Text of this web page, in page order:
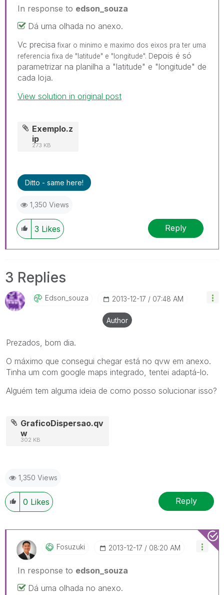
In response to edson_souza
Dá uma olhada no anexo.
Vc precisa fixar o minimo e maximo dos eixos pra ter uma
referencia fixa de "latitude" e "longitude". Depois é só
parametrizar na planilha a "latitude" e "longitude" de
cada loja.
View solution in original post
Exemplo.z
ip
273 KB
Ditto - same here!
1,350 Views
3 Likes Reply
3 Replies
Edson_souza ‎2013-12-17 07:48 AM
Author
Prezados, bom dia.
O máximo que consegui chegar está no qvw em anexo.
Tinha um com google maps integrado, tentei adaptá-lo.
Alguém tem alguma ideia de como posso solucionar isso?
GraficoDispersao.qv
w
302 KB
1,350 Views
0 Likes Reply
Fosuzuki ‎2013-12-17 08:20 AM
In response to edson_souza
Dá uma olhada no anexo.